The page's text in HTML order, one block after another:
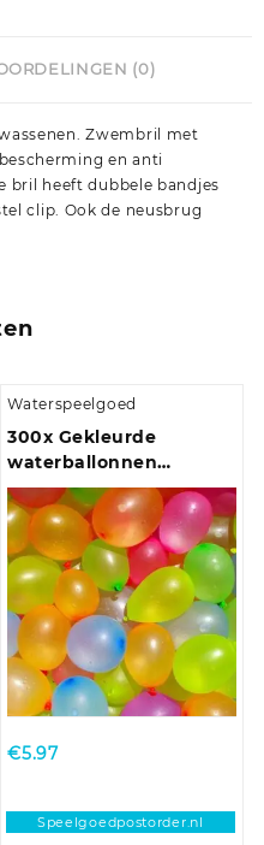
(0)
Zwembril met
en anti
bril heeft dubbele bandjes
clip. Ook de neusbrug
Waterspeelgoed
300x Gekleurde
waterballonnen
speelgoed
€5.97
Speelgoedpostorder.nl